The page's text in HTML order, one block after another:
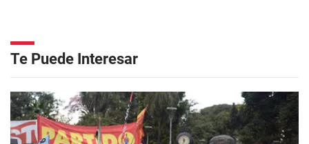
Te Puede Interesar